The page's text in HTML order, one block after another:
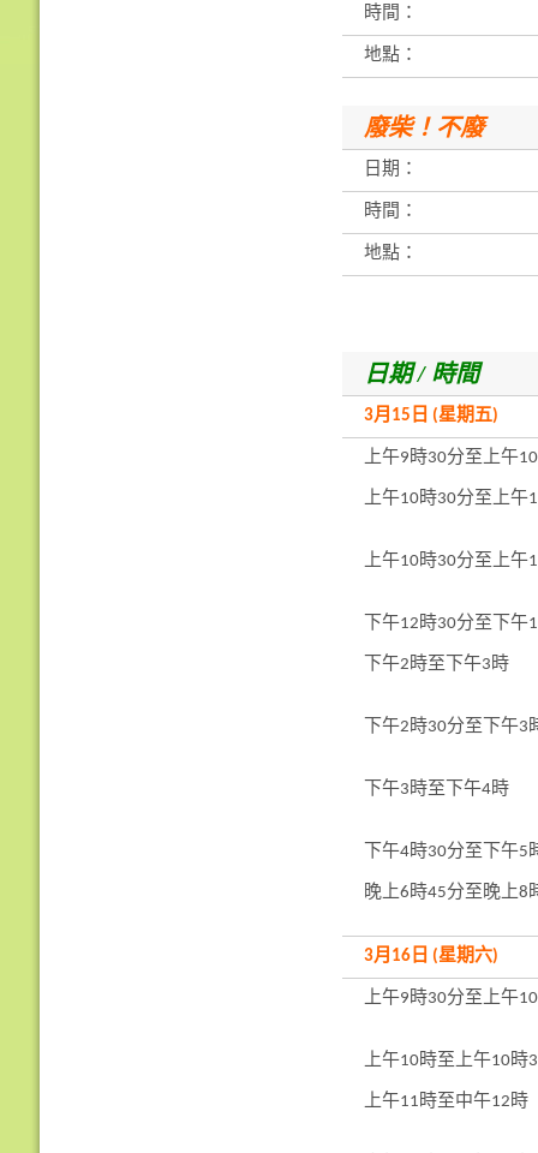
時間：
地點：
廢柴！不廢
日期：
時間：
地點：
日期 / 時間
3月15日 (星期五)
上午9時30分至上午
上午10時30分至上午
上午10時30分至上午
下午12時30分至下午
下午2時至下午3時
下午2時30分至下午3
下午3時至下午4時
下午4時30分至下午5
晚上6時45分至晚上8
3月16日 (星期六)
上午9時30分至上午
上午10時至上午10時
上午11時至中午12時